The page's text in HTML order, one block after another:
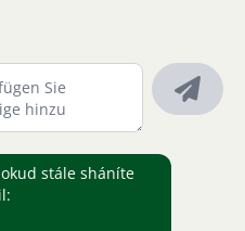
stále sháníte